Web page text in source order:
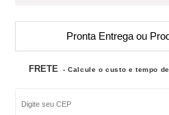
Pronta Entrega ou
FRETE - Calcule o custo e tempo